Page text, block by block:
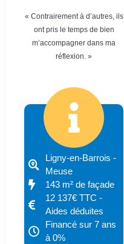
« Contrairement à d’autres, ils
ont pris le temps de bien
m’accompagner dans ma
réflexion. »
Ligny-en-Barrois -
Meuse
143 m² de façade
12 137€ TTC -
Aides déduites
Financé sur 7 ans
à 0%